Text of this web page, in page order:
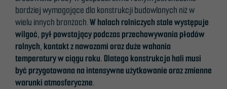
bardziej wymagające dla konstrukcji budowlanych niż w
wielu innych branżach.W halach rolniczych stale występuje
wilgoć, pył powstający podczas przechowywania płodów
rolnych, kontakt z nawozami oraz duże wahania
temperatury w ciągu roku. Dlatego konstrukcja hali musi
być przygotowana na intensywne użytkowanie oraz zmienne
warunki atmosferyczne.